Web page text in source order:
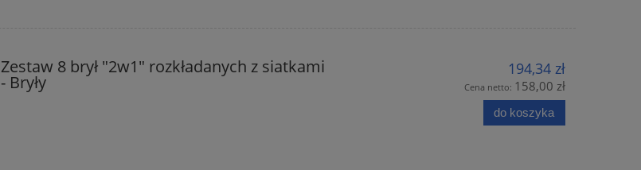
Zestaw 8 brył "2w1" rozkładanych z siatkami
- Bryły
194,34 zł
Cena netto: 158,00 zł
do koszyka